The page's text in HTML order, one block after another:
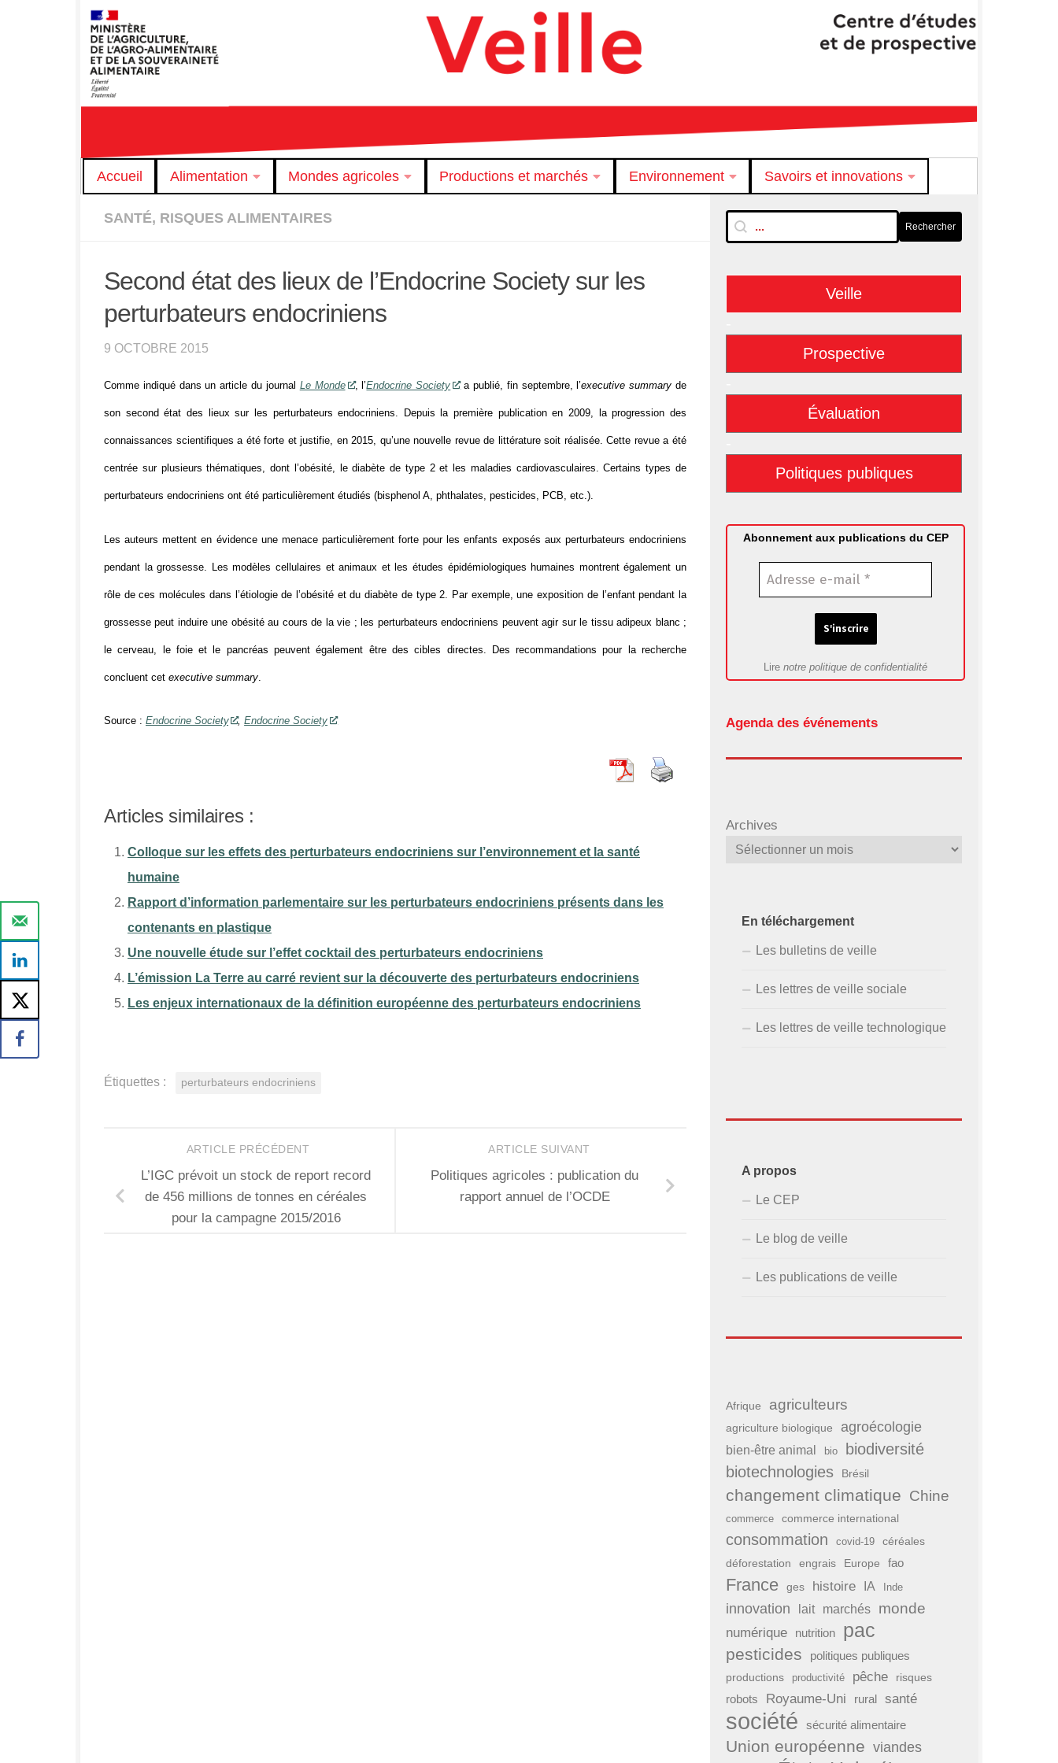
Skip to content
Accueil Alimentation Mondes agricoles Productions et marchés Environnement Savoirs et innovations
SANTÉ, RISQUES ALIMENTAIRES
Second état des lieux de l’Endocrine Society sur les
perturbateurs endocriniens
9 OCTOBRE 2015
Comme indiqué dans un article du journal Le Monde , l’Endocrine Society a publié, fin septembre, l’executive summary de
son second état des lieux sur les perturbateurs endocriniens. Depuis la première publication en 2009, la progression des
connaissances scientifiques a été forte et justifie, en 2015, qu’une nouvelle revue de littérature soit réalisée. Cette revue a été
centrée sur plusieurs thématiques, dont l’obésité, le diabète de type 2 et les maladies cardiovasculaires. Certains types de
perturbateurs endocriniens ont été particulièrement étudiés (bisphenol A, phthalates, pesticides, PCB, etc.).
Les auteurs mettent en évidence une menace particulièrement forte pour les enfants exposés aux perturbateurs endocriniens
pendant la grossesse. Les modèles cellulaires et animaux et les études épidémiologiques humaines montrent également un
rôle de ces molécules dans l’étiologie de l’obésité et du diabète de type 2. Par exemple, une exposition de l’enfant pendant la
grossesse peut induire une obésité au cours de la vie ; les perturbateurs endocriniens peuvent agir sur le tissu adipeux blanc ;
le cerveau, le foie et le pancréas peuvent également être des cibles directes. Des recommandations pour la recherche
concluent cet executive summary
Source : Endocrine Society ,Endocrine Society
Articles similaires :
Colloque sur les effets des perturbateurs endocriniens sur l’environnement et la santé
humaine
Rapport d’information parlementaire sur les perturbateurs endocriniens présents dans les
contenants en plastique
Une nouvelle étude sur l’effet cocktail des perturbateurs endocriniens
L’émission La Terre au carré revient sur la découverte des perturbateurs endocriniens
Les enjeux internationaux de la définition européenne des perturbateurs endocriniens
Étiquettes : perturbateurs endocriniens
ARTICLE SUIVANT
Politiques agricoles : publication du
rapport annuel de l’OCDE
ARTICLE PRÉCÉDENT
L’IGC prévoit un stock de report record
de 456 millions de tonnes en céréales
pour la campagne 2015/2016
RechTextuelle-BarreLat
Rechercher Rechercher
Veille
Prospective
Évaluation
Politiques publiques
Abonnement aux publications du CEP
Lire notre politique de confidentialité
Agenda des événements
Archives
En téléchargement
Les bulletins de veille
Les lettres de veille sociale
Les lettres de veille technologique
A propos
Le CEP
Le blog de veille
Les publications de veille
Afrique agriculteurs
agriculture biologique agroécologie
bien-être animal bio
biodiversité
biotechnologies
Brésil
changement climatique Chine
commerce commerce international
consommation covid-19 céréales
déforestation engrais Europe fao
France ges histoire IA Inde
innovation lait marchés monde
numérique nutrition pac
pesticides politiques publiques
productions productivité pêche
risques
robots
Royaume-Uni rural santé
société sécurité alimentaire
Union européenne viandes